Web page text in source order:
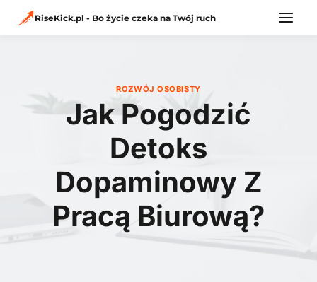
RiseKick.pl - Bo życie czeka na Twój ruch
ROZWÓJ OSOBISTY
Jak Pogodzić
Detoks
Dopaminowy Z
Pracą Biurową?